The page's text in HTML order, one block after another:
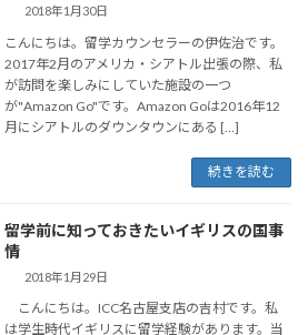
2018年1月30日
こんにちは。留学カウンセラーの伊佐治です。
2017年2月のアメリカ・シアトル出張の際、私
が訪問を楽しみにしていた施設の一つ
が"Amazon Go"です。Amazon Goは2016年12
月にシアトルのダウンタウンにある […]
続きを読む
留学前に知っておきたいイギリスの国事
情
2018年1月29日
こんにちは。ICC名古屋支店の吉村です。私
は学生時代イギリスに留学経験があります。当